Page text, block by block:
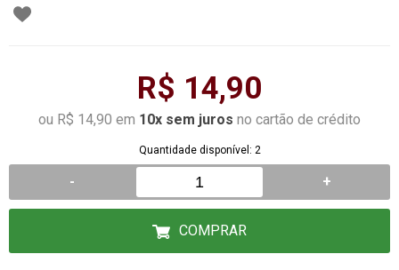
R$ 14,90
ou R$ 14,90 em 10x sem juros no cartão de crédito
Quantidade disponível: 2
- +
COMPRAR